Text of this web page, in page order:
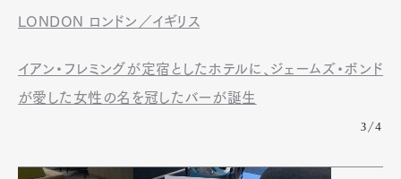
LONDON ロンドン／イギリス
イアン・フレミングが定宿としたホテルに、ジェームズ・ボンド
が愛した女性の名を冠したバーが誕生
3/4